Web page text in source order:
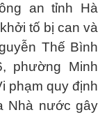
an tỉnh Hà
tố bị can và
Thế Bình
phường Minh
phạm quy định
Nhà nước gây